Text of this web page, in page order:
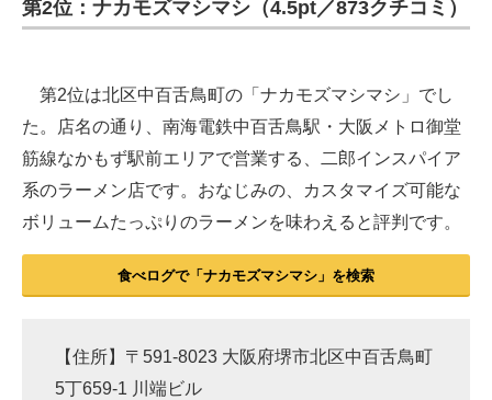
第2位：ナカモズマシマシ（4.5pt／873クチコミ）
第2位は北区中百舌鳥町の「ナカモズマシマシ」でし
た。店名の通り、南海電鉄中百舌鳥駅・大阪メトロ御堂
筋線なかもず駅前エリアで営業する、二郎インスパイア
系のラーメン店です。おなじみの、カスタマイズ可能な
ボリュームたっぷりのラーメンを味わえると評判です。
食べログで「ナカモズマシマシ」を検索
【住所】〒591-8023 大阪府堺市北区中百舌鳥町
5丁659-1 川端ビル